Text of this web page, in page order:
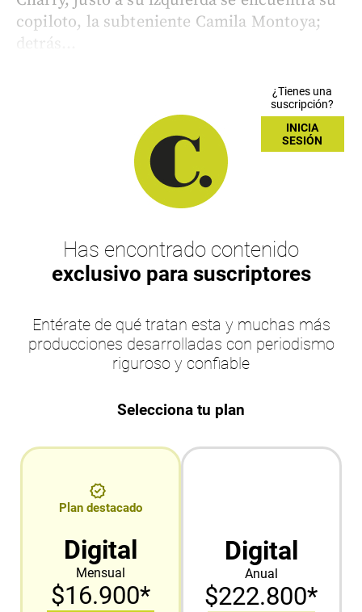
copiloto, la subteniente Camila Montoya;
detrás...
¿Tienes una
suscripción?
INICIA
SESIÓN
Has encontrado contenido
exclusivo para suscriptores
Entérate de qué tratan esta y muchas más
producciones desarrolladas con periodismo
riguroso y confiable
Selecciona tu plan
Plan destacado
Digital
Mensual
$16.900*
Digital
Anual
$222.800*